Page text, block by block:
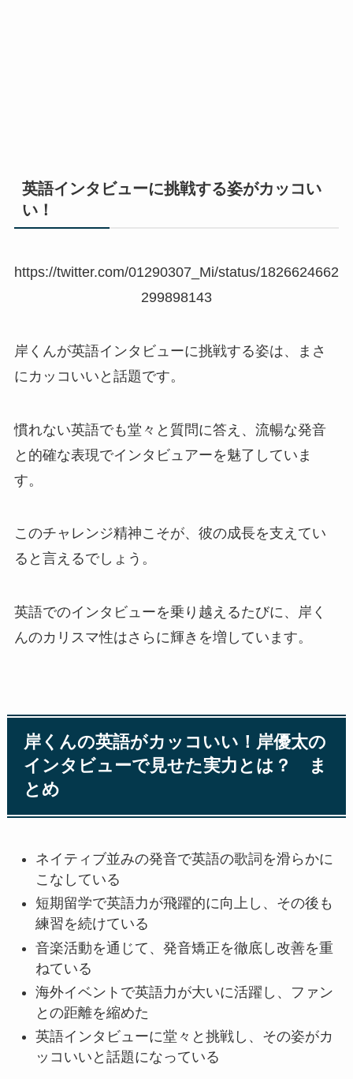
英語インタビューに挑戦する姿がカッコい
い！
https://twitter.com/01290307_Mi/status/1826624662
299898143
岸くんが英語インタビューに挑戦する姿は、まさ
にカッコいいと話題です。
慣れない英語でも堂々と質問に答え、流暢な発音
と的確な表現でインタビュアーを魅了していま
す。
このチャレンジ精神こそが、彼の成長を支えてい
ると言えるでしょう。
英語でのインタビューを乗り越えるたびに、岸く
んのカリスマ性はさらに輝きを増しています。
岸くんの英語がカッコいい！岸優太の
インタビューで見せた実力とは？ ま
とめ
ネイティブ並みの発音で英語の歌詞を滑らかに
こなしている
短期留学で英語力が飛躍的に向上し、その後も
練習を続けている
音楽活動を通じて、発音矯正を徹底し改善を重
ねている
海外イベントで英語力が大いに活躍し、ファン
との距離を縮めた
英語インタビューに堂々と挑戦し、その姿がカ
ッコいいと話題になっている